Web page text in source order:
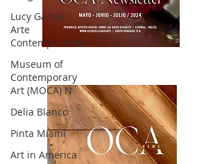
Lucy García |
Arte
Contemporáneo.
Museum of
Contemporary
Art (MOCA) N
Delia Blanco
Pinta Miami
Art in America
OCA|News 32/ Mayo-Junio-Julio, 2023